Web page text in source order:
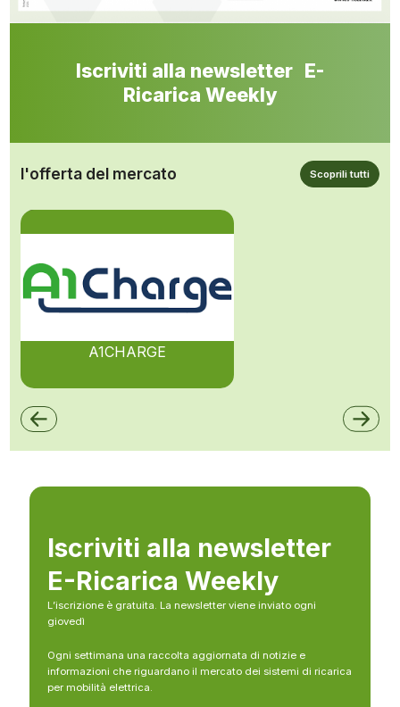
Iscriviti alla newsletter E-
Ricarica Weekly
l'offerta del mercato Scoprili tutti
A1CHARGE
Iscriviti alla newsletter
E-Ricarica Weekly
L’iscrizione è gratuita. La newsletter viene inviato ogni
giovedì
Ogni settimana una raccolta aggiornata di notizie e
informazioni che riguardano il mercato dei sistemi di ricarica
per mobilità elettrica.